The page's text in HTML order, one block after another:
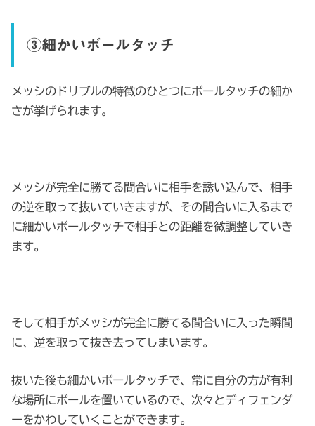
③細かいボールタッチ
メッシのドリブルの特徴のひとつにボールタッチの細か
さが挙げられます。
メッシが完全に勝てる間合いに相手を誘い込んで、相手
の逆を取って抜いていきますが、その間合いに入るまで
に細かいボールタッチで相手との距離を微調整していき
ます。
そして相手がメッシが完全に勝てる間合いに入った瞬間
に、逆を取って抜き去ってしまいます。
抜いた後も細かいボールタッチで、常に自分の方が有利
な場所にボールを置いているので、次々とディフェンダ
ーをかわしていくことができます。